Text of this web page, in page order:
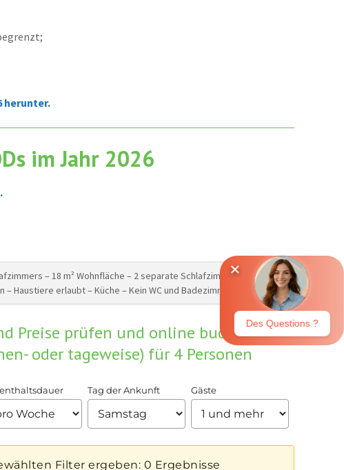
herunter.
im Jahr 2026
– 18 m² Wohnfläche – 2 separate Schlafzimmer –
Haustiere erlaubt – Küche – Kein WC und Badezimmer – Terrasse.
Preise prüfen und online buchen. Tipi-
oder tageweise) für 4 Personen